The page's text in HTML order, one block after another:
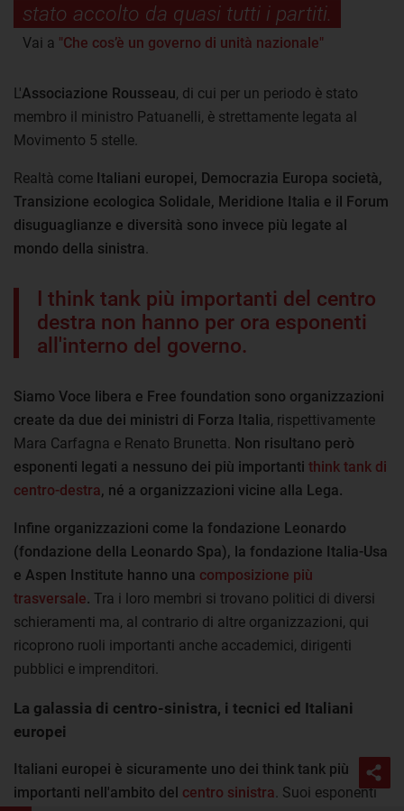
stato accolto da quasi tutti i partiti.
Vai a "Che cos’è un governo di unità nazionale"
L'Associazione Rousseau, di cui per un periodo è stato
membro il ministro Patuanelli, è strettamente legata al
Movimento 5 stelle.
Realtà come Italiani europei, Democrazia Europa società,
Transizione ecologica Solidale, Meridione Italia e il Forum
disuguaglianze e diversità sono invece più legate al
mondo della sinistra.
I think tank più importanti del centro
destra non hanno per ora esponenti
all'interno del governo.
Siamo Voce libera e Free foundation sono organizzazioni
create da due dei ministri di Forza Italia, rispettivamente
Mara Carfagna e Renato Brunetta. Non risultano però
esponenti legati a nessuno dei più importanti think tank di
centro-destra, né a organizzazioni vicine alla Lega.
Infine organizzazioni come la fondazione Leonardo
(fondazione della Leonardo Spa), la fondazione Italia-Usa
e Aspen Institute hanno una composizione più
trasversale. Tra i loro membri si trovano politici di diversi
schieramenti ma, al contrario di altre organizzazioni, qui
ricoprono ruoli importanti anche accademici, dirigenti
pubblici e imprenditori.
La galassia di centro-sinistra, i tecnici ed Italiani
europei
Italiani europei è sicuramente uno dei think tank più
importanti nell'ambito del centro sinistra. Suoi esponenti